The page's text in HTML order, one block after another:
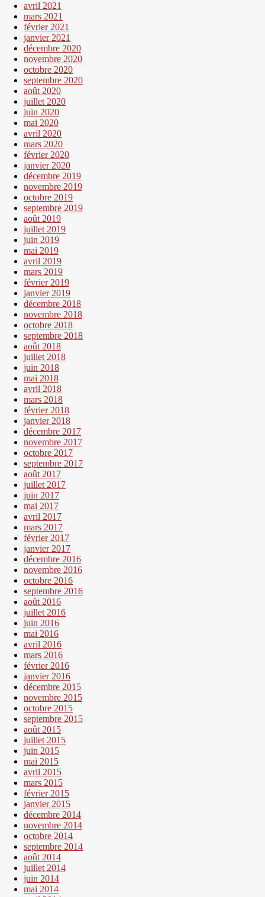
avril 2021
mars 2021
février 2021
janvier 2021
décembre 2020
novembre 2020
octobre 2020
septembre 2020
août 2020
juillet 2020
juin 2020
mai 2020
avril 2020
mars 2020
février 2020
janvier 2020
décembre 2019
novembre 2019
octobre 2019
septembre 2019
août 2019
juillet 2019
juin 2019
mai 2019
avril 2019
mars 2019
février 2019
janvier 2019
décembre 2018
novembre 2018
octobre 2018
septembre 2018
août 2018
juillet 2018
juin 2018
mai 2018
avril 2018
mars 2018
février 2018
janvier 2018
décembre 2017
novembre 2017
octobre 2017
septembre 2017
août 2017
juillet 2017
juin 2017
mai 2017
avril 2017
mars 2017
février 2017
janvier 2017
décembre 2016
novembre 2016
octobre 2016
septembre 2016
août 2016
juillet 2016
juin 2016
mai 2016
avril 2016
mars 2016
février 2016
janvier 2016
décembre 2015
novembre 2015
octobre 2015
septembre 2015
août 2015
juillet 2015
juin 2015
mai 2015
avril 2015
mars 2015
février 2015
janvier 2015
décembre 2014
novembre 2014
octobre 2014
septembre 2014
août 2014
juillet 2014
juin 2014
mai 2014